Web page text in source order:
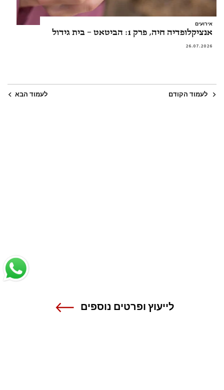
אירועים
אנציקלופדיה חיה, פרק 1: הביטאט – בית גידול
26.07.2026
לעמוד הקודם לעמוד הבא
לייעוץ ופרטים נוספים